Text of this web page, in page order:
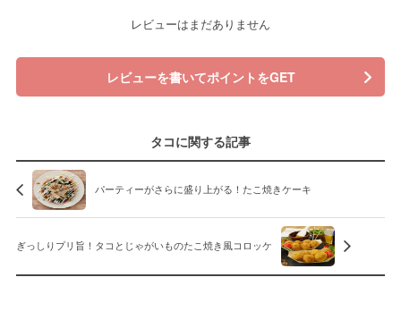
レビューはまだありません
レビューを書いてポイントをGET
タコに関する記事
パーティーがさらに盛り上がる！たこ焼きケーキ
ぎっしりプリ旨！タコとじゃがいものたこ焼き風コロッケ